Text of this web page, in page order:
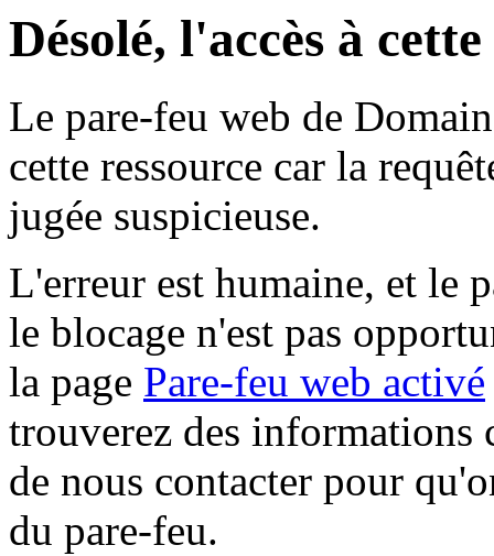
Désolé, l'accès à
Le pare-feu web de
cette ressource car la
jugée suspicieuse.
L'erreur est humaine, et le
le blocage n'est pas
la page Pare-feu web activé
trouverez des informations
de nous contacter pour
du pare-feu.